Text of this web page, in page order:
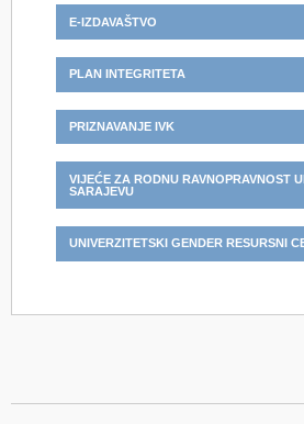
E-IZDAVAŠTVO
PLAN INTEGRITETA
PRIZNAVANJE IVK
VIJEĆE ZA RODNU RAVNOPRAVNOST
SARAJEVU
UNIVERZITETSKI GENDER RESURSNI